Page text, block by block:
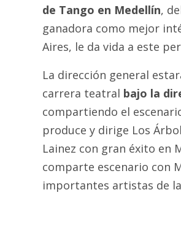
de Tango en Medellín,
ganadora como mejor
Aires, le da vida a este
La dirección general
carrera teatral bajo la
compartiendo el
produce y dirige Los
Lainez con gran éxito en
comparte escenario con
importantes artistas de